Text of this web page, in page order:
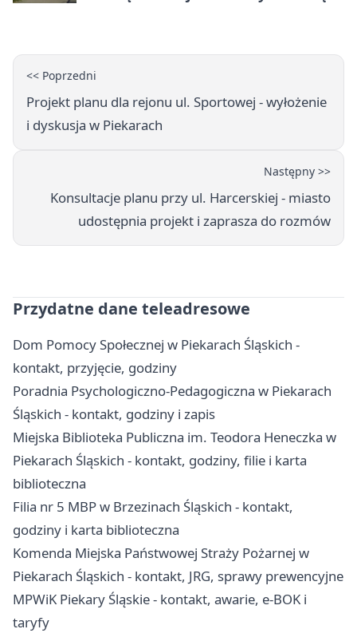
<< Poprzedni
Projekt planu dla rejonu ul. Sportowej - wyłożenie
i dyskusja w Piekarach
Następny >>
Konsultacje planu przy ul. Harcerskiej - miasto
udostępnia projekt i zaprasza do rozmów
Przydatne dane teleadresowe
Dom Pomocy Społecznej w Piekarach Śląskich -
kontakt, przyjęcie, godziny
Poradnia Psychologiczno-Pedagogiczna w Piekarach
Śląskich - kontakt, godziny i zapis
Miejska Biblioteka Publiczna im. Teodora Heneczka w
Piekarach Śląskich - kontakt, godziny, filie i karta
biblioteczna
Filia nr 5 MBP w Brzezinach Śląskich - kontakt,
godziny i karta biblioteczna
Komenda Miejska Państwowej Straży Pożarnej w
Piekarach Śląskich - kontakt, JRG, sprawy prewencyjne
MPWiK Piekary Śląskie - kontakt, awarie, e-BOK i
taryfy